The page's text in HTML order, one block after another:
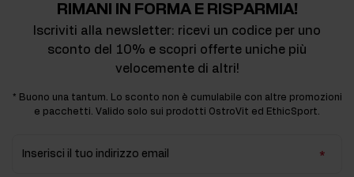
RIMANI IN FORMA E RISPARMIA!
Iscriviti alla newsletter: ricevi un codice per uno
sconto del 10% e scopri offerte uniche più
velocemente di altri!
* Buono una tantum. Lo sconto non è cumulabile con altre promozioni
e pacchetti. Valido solo sui prodotti OstroVit ed EthicSport.
Inserisci il tuo indirizzo email